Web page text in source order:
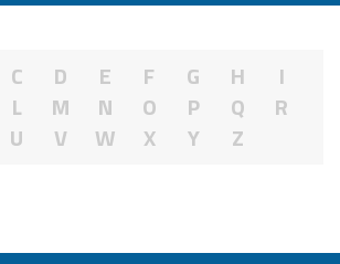
C D E F G H
I
L M N O P Q
R
U V W X Y Z